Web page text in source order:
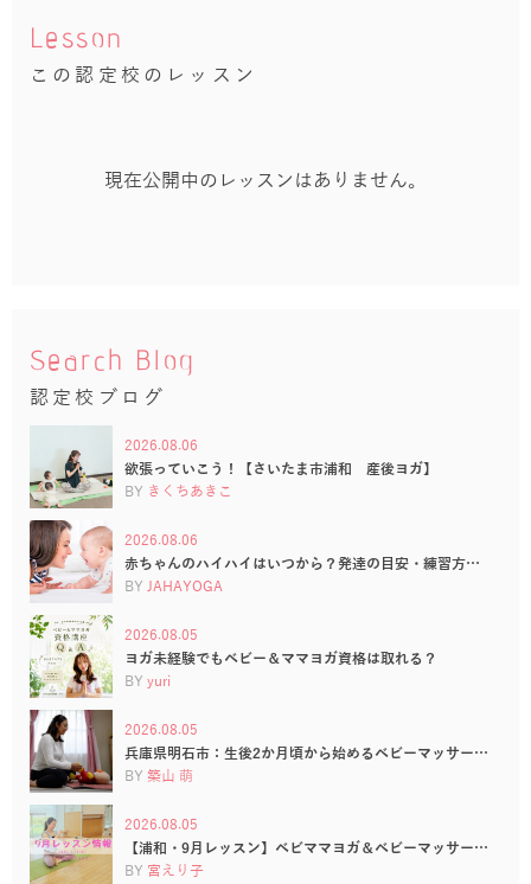
Lesson
この認定校のレッスン
現在公開中のレッスンはありません。
Search Blog
認定校ブログ
2026.08.06
欲張っていこう！【さいたま市浦和 産後ヨガ】
BY きくちあきこ
2026.08.06
赤ちゃんのハイハイはいつから？発達の目安・練習方…
BY JAHAYOGA
2026.08.05
ヨガ未経験でもベビー＆ママヨガ資格は取れる？
BY yuri
2026.08.05
兵庫県明石市：生後2か月頃から始めるベビーマッサー…
BY 築山 萌
2026.08.05
【浦和・9月レッスン】ベビママヨガ＆ベビーマッサー…
BY 宮えり子